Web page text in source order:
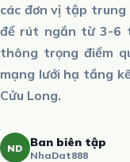
các đơn vị tập trung
để rút ngắn từ 3-6
thông trọng điểm
mạng lưới hạ tầng
Cửu Long.
ND Ban biên tập
NhaDat888